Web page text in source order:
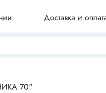
Доставка и
плинтусы
70"